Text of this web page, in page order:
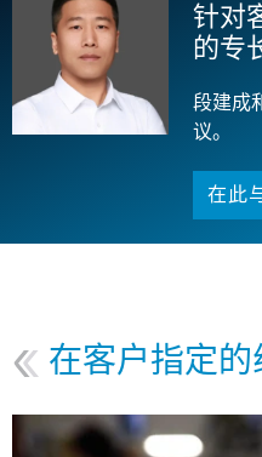
针对
的专
段建成
议。
在此
在客户指定